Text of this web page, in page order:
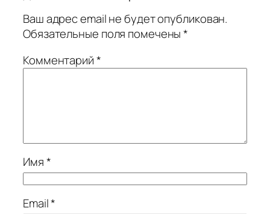
Ваш адрес email не будет опубликован.
Обязательные поля помечены*
Комментарий*
Имя*
Email*